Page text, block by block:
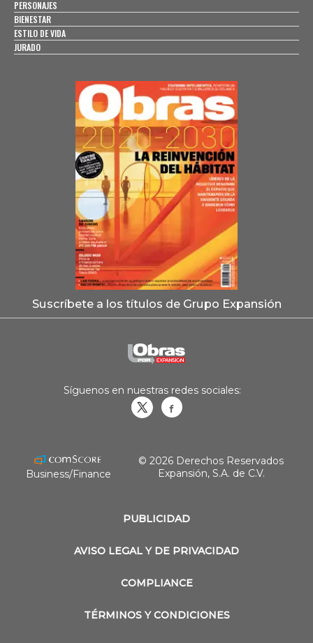
PERSONAJES
BIENESTAR
ESTILO DE VIDA
JURADO
Suscríbete a los títulos de Grupo Expansión
PUBLICIDAD
AVISO LEGAL Y DE PRIVACIDAD
COMPLIANCE
TÉRMINOS Y CONDICIONES
Síguenos en nuestras redes sociales:
Business/Finance
© 2026 Derechos Reservados
Expansión, S.A. de C.V.